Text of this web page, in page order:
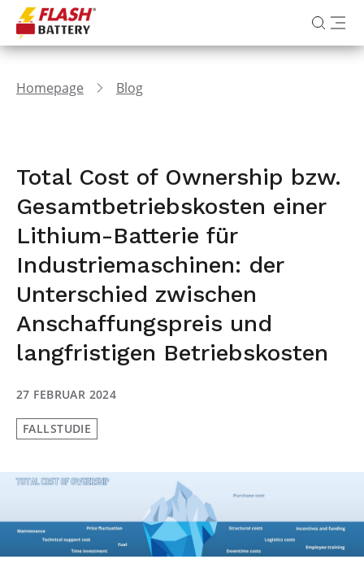
Homepage Blog
Total Cost of Ownership bzw.
Gesamtbetriebskosten einer
Lithium-Batterie für
Industriemaschinen: der
Unterschied zwischen
Anschaffungspreis und
langfristigen Betriebskosten
27 FEBRUAR 2024
FALLSTUDIE